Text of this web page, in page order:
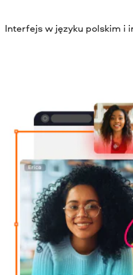
Interfejs w języku polskim i